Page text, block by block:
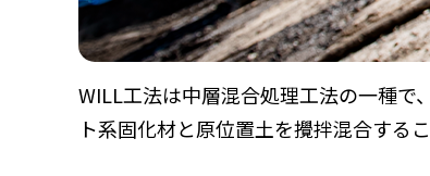
WILL工法は中層混合処理工法の一種で
ト系固化材と原位置土を攪拌混合する